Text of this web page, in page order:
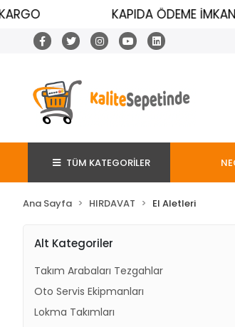
KAPIDA ÖDEME İMKANI
TÜM KATEGORİLER
Ana Sayfa HIRDAVAT El Aletleri
Alt Kategoriler
Takım Arabaları Tezgahlar
Oto Servis Ekipmanları
Lokma Takımları